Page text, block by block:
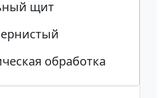
щит
обработка